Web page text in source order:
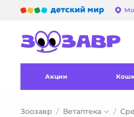
Акции
Зоозавр Ветаптека